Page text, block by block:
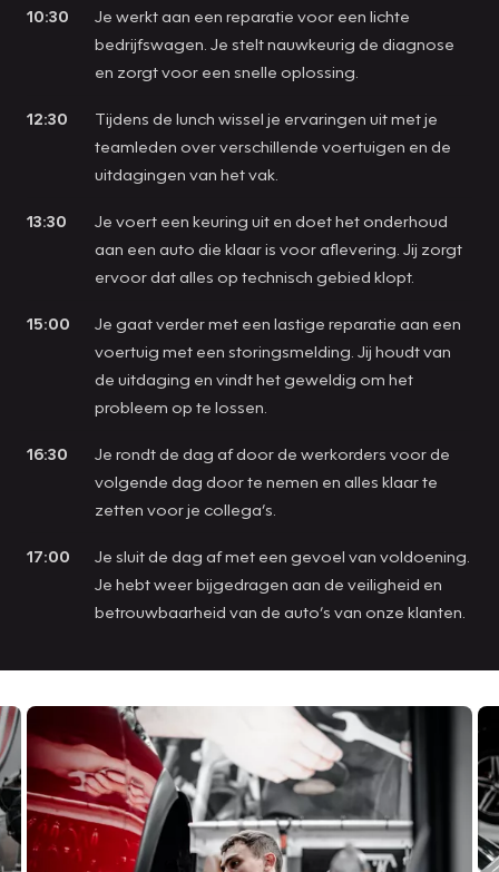
10:30
Je werkt aan een reparatie voor een lichte
bedrijfswagen. Je stelt nauwkeurig de diagnose
en zorgt voor een snelle oplossing.
12:30
Tijdens de lunch wissel je ervaringen uit met je
teamleden over verschillende voertuigen en de
uitdagingen van het vak.
13:30
Je voert een keuring uit en doet het onderhoud
aan een auto die klaar is voor aflevering. Jij zorgt
ervoor dat alles op technisch gebied klopt.
15:00
Je gaat verder met een lastige reparatie aan een
voertuig met een storingsmelding. Jij houdt van
de uitdaging en vindt het geweldig om het
probleem op te lossen.
16:30
Je rondt de dag af door de werkorders voor de
volgende dag door te nemen en alles klaar te
zetten voor je collega’s.
17:00
Je sluit de dag af met een gevoel van voldoening.
Je hebt weer bijgedragen aan de veiligheid en
betrouwbaarheid van de auto’s van onze klanten.